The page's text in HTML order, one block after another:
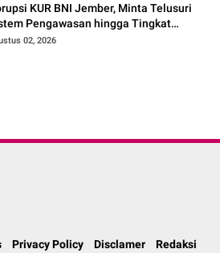
KUR BNI Jember, Minta Telusuri
Pengawasan hingga Tingkat
02, 2026
Privacy Policy Disclamer Redaksi